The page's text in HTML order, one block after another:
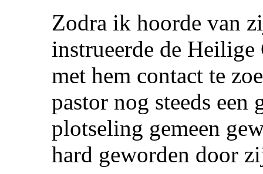
Zodra ik hoorde van
instrueerde de
met hem contact te
pastor nog steeds een
plotseling gemeen
hard geworden door